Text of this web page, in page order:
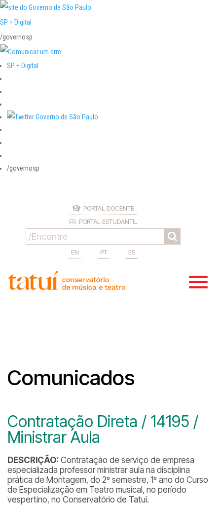
SP + Digital
/governosp
SP + Digital
/governosp
PORTAL DOCENTE
PORTAL ESTUDANTIL
EN PT ES
Comunicados
Contratação Direta / 14195 /
Ministrar Aula
DESCRIÇÃO: Contratação de serviço de empresa
especializada professor ministrar aula na disciplina
prática de Montagem, do 2º semestre, 1º ano do Curso
de Especialização em Teatro musical, no período
vespertino, no Conservatório de Tatuí.